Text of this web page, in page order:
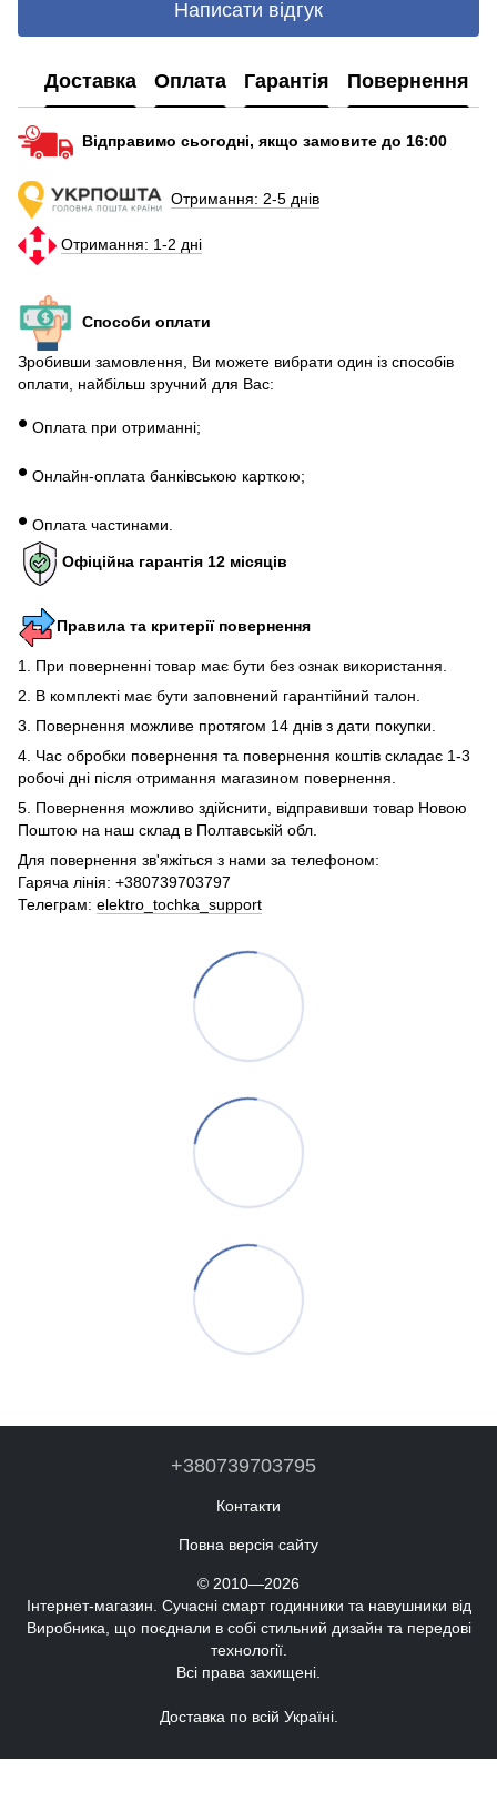
Написати відгук
Доставка Оплата Гарантія Повернення
Відправимо сьогодні, якщо замовите до 16:00
Отримання: 2-5 днів
Отримання: 1-2 дні
Способи оплати
Зробивши замовлення, Ви можете вибрати один із способів
оплати, найбільш зручний для Вас:
• Оплата при отриманні;
• Онлайн-оплата банківською карткою;
• Оплата частинами.
Офіційна гарантія 12 місяців
Правила та критерії повернення
1. При поверненні товар має бути без ознак використання.
2. В комплекті має бути заповнений гарантійний талон.
3. Повернення можливе протягом 14 днів з дати покупки.
4. Час обробки повернення та повернення коштів складає 1-3
робочі дні після отримання магазином повернення.
5. Повернення можливо здійснити, відправивши товар Новою
Поштою на наш склад в Полтавській обл.
Для повернення зв'яжіться з нами за телефоном:
Гаряча лінія: +380739703797
Телеграм: elektro_tochka_support
+380739703795
Контакти
Повна версія сайту
© 2010—2026
Інтернет-магазин. Сучасні смарт годинники та навушники від
Виробника, що поєднали в собі стильний дизайн та передові
технології.
Всі права захищені.
Доставка по всій Україні.